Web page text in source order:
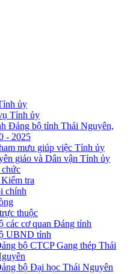
ủy
Tỉnh ủy
Đảng bộ tỉnh Thái Nguyên,
- 2025
mưu giúp việc Tỉnh ủy
giáo và Dân vận Tỉnh ủy
tra
chính
thuộc
các cơ quan Đảng tỉnh
UBND tỉnh
bộ CTCP Gang thép Thái
bộ Đại học Thái Nguyên